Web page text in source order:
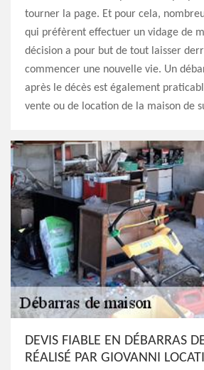
tourner la page. Et pour cela,
qui préfèrent effectuer un vidage de
décision a pour but de tout laisser
commencer une nouvelle vie. Un
après le décès est également
vente ou de location de la maison de
DEVIS FIABLE EN DÉBARRAS
RÉALISÉ PAR GIOVANNI